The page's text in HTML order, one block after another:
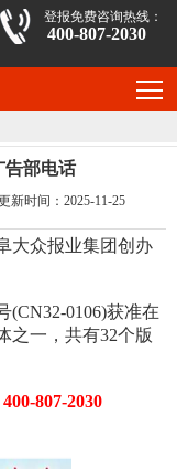
登报免费咨询热线：
400-807-2030
告部电话
新时间：2025-11-25
大众报业集团创办
(CN32-0106)获准在
之一，共有32个版
807-2030